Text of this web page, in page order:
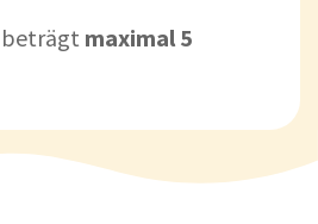
beträgt maximal 5